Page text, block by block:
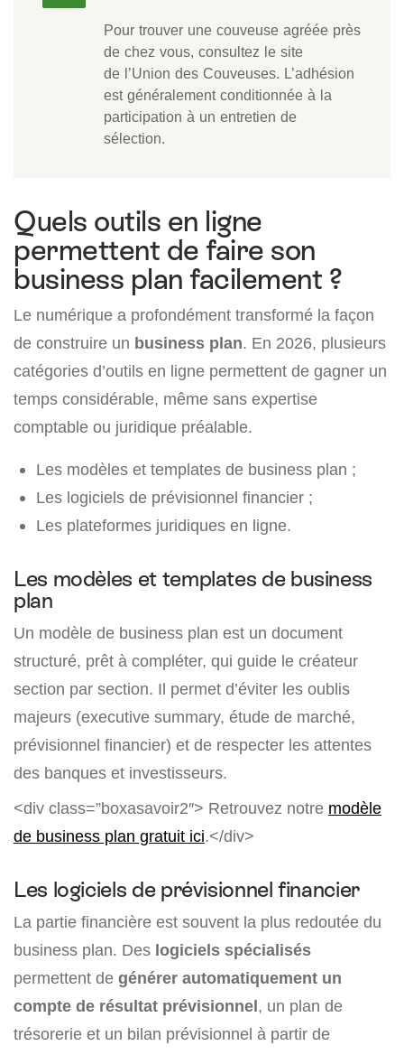
Pour trouver une couveuse agréée près
de chez vous, consultez le site
de l’Union des Couveuses. L’adhésion
est généralement conditionnée à la
participation à un entretien de
sélection.
Quels outils en ligne
permettent de faire son
business plan facilement ?
Le numérique a profondément transformé la façon
de construire un business plan. En 2026, plusieurs
catégories d’outils en ligne permettent de gagner un
temps considérable, même sans expertise
comptable ou juridique préalable.
Les modèles et templates de business plan ;
Les logiciels de prévisionnel financier ;
Les plateformes juridiques en ligne.
Les modèles et templates de business
plan
Un modèle de business plan est un document
structuré, prêt à compléter, qui guide le créateur
section par section. Il permet d’éviter les oublis
majeurs (executive summary, étude de marché,
prévisionnel financier) et de respecter les attentes
des banques et investisseurs.
<div class=”boxasavoir2″> Retrouvez notre modèle
de business plan gratuit ici.</div>
Les logiciels de prévisionnel financier
La partie financière est souvent la plus redoutée du
business plan. Des logiciels spécialisés
permettent de générer automatiquement un
compte de résultat prévisionnel, un plan de
trésorerie et un bilan prévisionnel à partir de